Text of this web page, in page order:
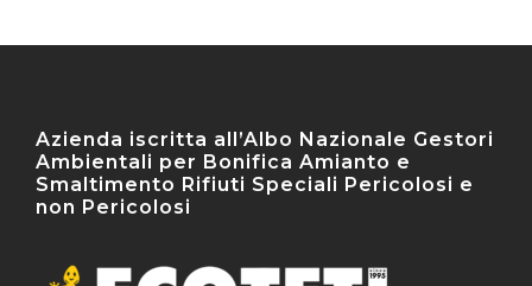
Azienda iscritta all’Albo Nazionale Gestori
Ambientali per Bonifica Amianto e
Smaltimento Rifiuti Speciali Pericolosi e
non Pericolosi